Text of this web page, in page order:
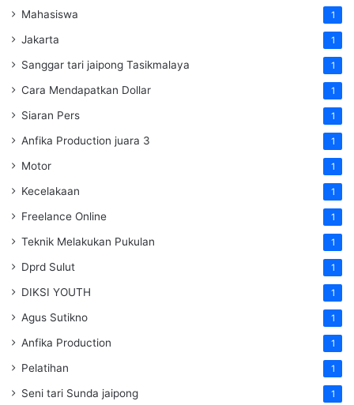
Mahasiswa 1
Jakarta 1
Sanggar tari jaipong Tasikmalaya 1
Cara Mendapatkan Dollar 1
Siaran Pers 1
Anfika Production juara 3 1
Motor 1
Kecelakaan 1
Freelance Online 1
Teknik Melakukan Pukulan 1
Dprd Sulut 1
DIKSI YOUTH 1
Agus Sutikno 1
Anfika Production 1
Pelatihan 1
Seni tari Sunda jaipong 1